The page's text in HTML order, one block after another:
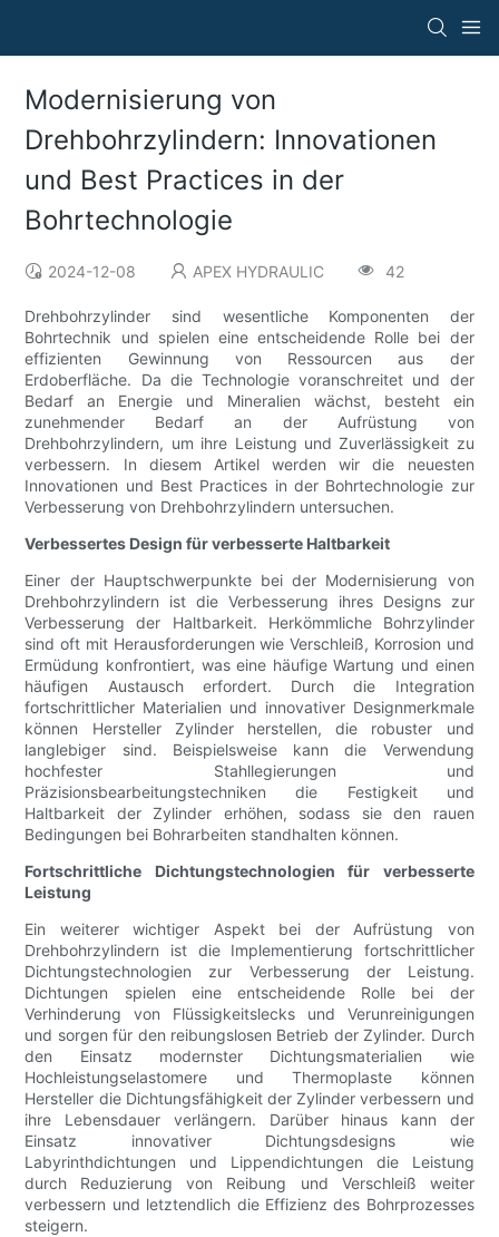
Modernisierung von
Drehbohrzylindern: Innovationen
und Best Practices in der
Bohrtechnologie
2024-12-08 APEX HYDRAULIC 42
Drehbohrzylinder sind wesentliche Komponenten der
Bohrtechnik und spielen eine entscheidende Rolle bei der
effizienten Gewinnung von Ressourcen aus der
Erdoberfläche. Da die Technologie voranschreitet und der
Bedarf an Energie und Mineralien wächst, besteht ein
zunehmender Bedarf an der Aufrüstung von
Drehbohrzylindern, um ihre Leistung und Zuverlässigkeit zu
verbessern. In diesem Artikel werden wir die neuesten
Innovationen und Best Practices in der Bohrtechnologie zur
Verbesserung von Drehbohrzylindern untersuchen.
Verbessertes Design für verbesserte Haltbarkeit
Einer der Hauptschwerpunkte bei der Modernisierung von
Drehbohrzylindern ist die Verbesserung ihres Designs zur
Verbesserung der Haltbarkeit. Herkömmliche Bohrzylinder
sind oft mit Herausforderungen wie Verschleiß, Korrosion und
Ermüdung konfrontiert, was eine häufige Wartung und einen
häufigen Austausch erfordert. Durch die Integration
fortschrittlicher Materialien und innovativer Designmerkmale
können Hersteller Zylinder herstellen, die robuster und
langlebiger sind. Beispielsweise kann die Verwendung
hochfester Stahllegierungen und
Präzisionsbearbeitungstechniken die Festigkeit und
Haltbarkeit der Zylinder erhöhen, sodass sie den rauen
Bedingungen bei Bohrarbeiten standhalten können.
Fortschrittliche Dichtungstechnologien für verbesserte
Leistung
Ein weiterer wichtiger Aspekt bei der Aufrüstung von
Drehbohrzylindern ist die Implementierung fortschrittlicher
Dichtungstechnologien zur Verbesserung der Leistung.
Dichtungen spielen eine entscheidende Rolle bei der
Verhinderung von Flüssigkeitslecks und Verunreinigungen
und sorgen für den reibungslosen Betrieb der Zylinder. Durch
den Einsatz modernster Dichtungsmaterialien wie
Hochleistungselastomere und Thermoplaste können
Hersteller die Dichtungsfähigkeit der Zylinder verbessern und
ihre Lebensdauer verlängern. Darüber hinaus kann der
Einsatz innovativer Dichtungsdesigns wie
Labyrinthdichtungen und Lippendichtungen die Leistung
durch Reduzierung von Reibung und Verschleiß weiter
verbessern und letztendlich die Effizienz des Bohrprozesses
steigern.